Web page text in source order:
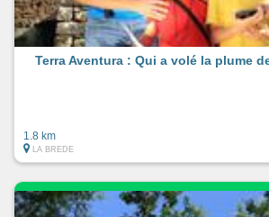
Terra Aventura : Qui a volé la plume
1.8 km
LA BREDE